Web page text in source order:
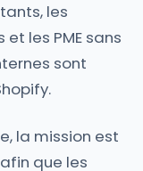
les
les PME sans
sont
la mission est
que les